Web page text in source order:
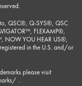
to, QSC®, Q-SYS®, QSC
FLEXAMP®,
NOW YOU HEAR US®,
in the U.S. and/or
please visit
.